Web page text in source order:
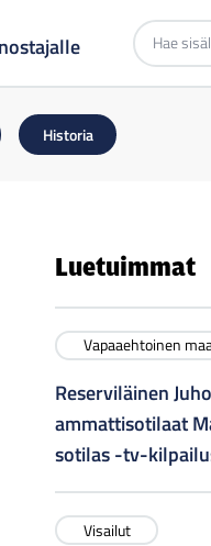
Etsi
Historia
Luetuimmat
Vapaaehtoinen
Reserviläinen
ammattisotilaat
sotilas -tv-
Visailut